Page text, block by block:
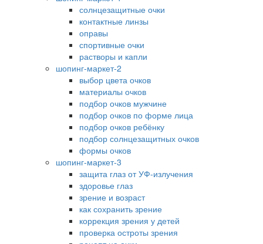
солнцезащитные очки
контактные линзы
оправы
спортивные очки
растворы и капли
шопинг-маркет-2
выбор цвета очков
материалы очков
подбор очков мужчине
подбор очков по форме лица
подбор очков ребёнку
подбор солнцезащитных очков
формы очков
шопинг-маркет-3
защита глаз от УФ-излучения
здоровье глаз
зрение и возраст
как сохранить зрение
коррекция зрения у детей
проверка остроты зрения